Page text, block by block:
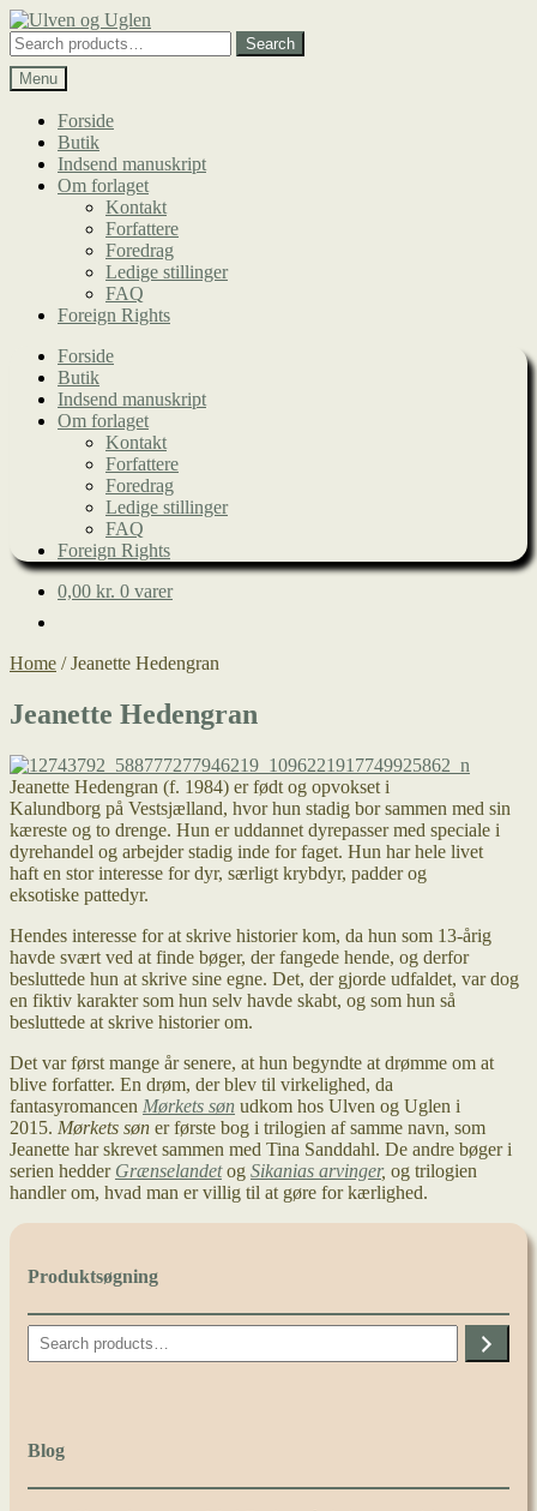
Spring
til
navigation
Spring
til
indhold
Search
for:
Search
Menu
Forside
Butik
Indsend manuskript
Om forlaget
Kontakt
Forfattere
Foredrag
Ledige stillinger
FAQ
Foreign Rights
Forside
Butik
Indsend manuskript
Om forlaget
Kontakt
Forfattere
Foredrag
Ledige stillinger
FAQ
Foreign Rights
0,00 kr. 0 varer
Home /Jeanette Hedengran
Jeanette Hedengran
Jeanette Hedengran (f. 1984) er født og opvokset i
Kalundborg på Vestsjælland, hvor hun stadig bor sammen med sin
kæreste og to drenge. Hun er uddannet dyrepasser med speciale i
dyrehandel og arbejder stadig inde for faget. Hun har hele livet
haft en stor interesse for dyr, særligt krybdyr, padder og
eksotiske pattedyr.
Hendes interesse for at skrive historier kom, da hun som 13-årig
havde svært ved at finde bøger, der fangede hende, og derfor
besluttede hun at skrive sine egne. Det, der gjorde udfaldet, var dog
en fiktiv karakter som hun selv havde skabt, og som hun så
besluttede at skrive historier om.
Det var først mange år senere, at hun begyndte at drømme om at
blive forfatter. En drøm, der blev til virkelighed, da
fantasyromancen Mørkets søn udkom hos Ulven og Uglen i
2015. Mørkets søn er første bog i trilogien af samme navn, som
Jeanette har skrevet sammen med Tina Sanddahl. De andre bøger i
serien hedder Grænselandetog Sikanias arvinger, og trilogien
handler om, hvad man er villig til at gøre for kærlighed.
Produktsøgning
Search
Blog